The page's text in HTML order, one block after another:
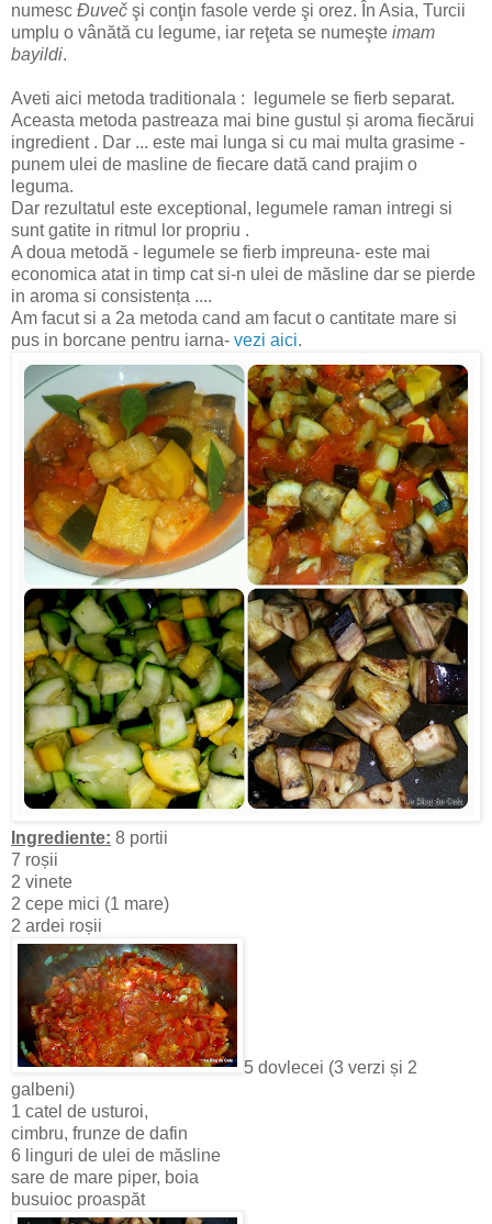
numesc Đuveč şi conţin fasole verde şi orez. În Asia, Turcii
umplu o vânătă cu legume, iar reţeta se numeşte imam
bayildi.
Aveti aici metoda traditionala : legumele se fierb separat.
Aceasta metoda pastreaza mai bine gustul și aroma fiecărui
ingredient . Dar ... este mai lunga si cu mai multa grasime -
punem ulei de masline de fiecare dată cand prajim o
leguma.
Dar rezultatul este exceptional, legumele raman intregi si
sunt gatite in ritmul lor propriu .
A doua metodă - legumele se fierb impreuna- este mai
economica atat in timp cat si-n ulei de măsline dar se pierde
in aroma si consistența ....
Am facut si a 2a metoda cand am facut o cantitate mare si
pus in borcane pentru iarna- vezi aici.
Ingrediente: 8 portii
7 roșii
2 vinete
2 cepe mici (1 mare)
2 ardei roșii
5 dovlecei (3 verzi și 2
galbeni)
1 catel de usturoi,
cimbru, frunze de dafin
6 linguri de ulei de măsline
sare de mare piper, boia
busuioc proaspăt